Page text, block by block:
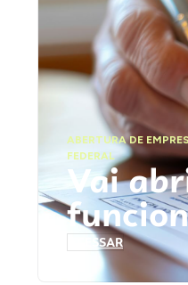
ABERTURA DE
FEDERAL
Vai
ACESSAR